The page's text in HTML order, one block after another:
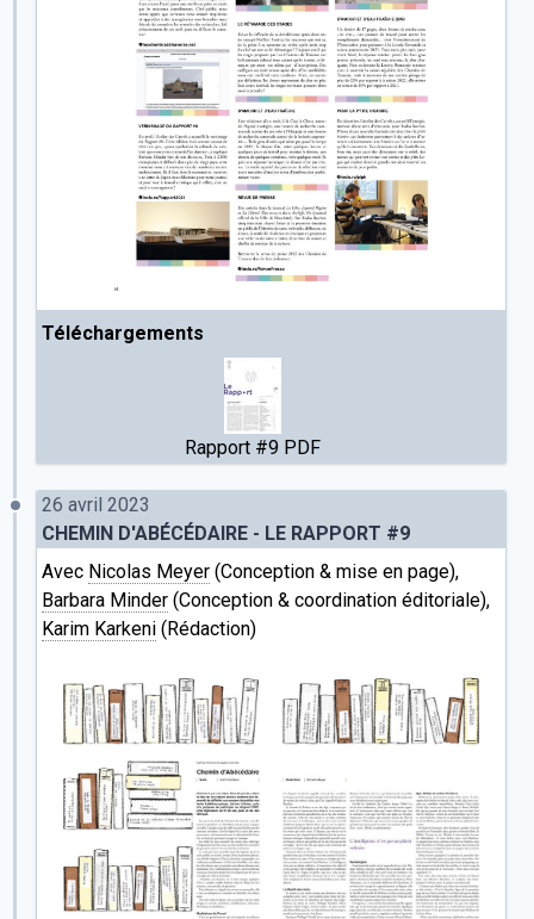
Téléchargements
Rapport #9 PDF
26 avril 2023
CHEMIN D'ABÉCÉDAIRE - LE RAPPORT #9
Avec Nicolas Meyer (Conception & mise en page),
Barbara Minder (Conception & coordination éditoriale),
Karim Karkeni (Rédaction)